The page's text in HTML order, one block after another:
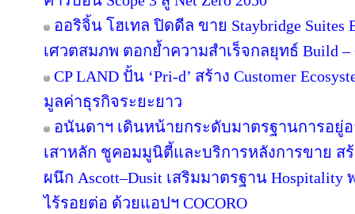
ออริจิ้น โฮเทล ปิดดีล ขาย Staybridge Suites
เศวตสมภพ ตอกย้ำความสำเร็จกลยุทธ์ Build –
CP LAND ปั้น ‘Pri-d’ สร้าง Customer
มูลค่าธุรกิจระยะยาว
อนันดาฯ เดินหน้ายกระดับมาตรฐานการอยู่อ
เสาหลัก ชูคอมมูนิตี้และบริการหลังการขาย สร้
ผนึก Ascott–Dusit เสริมมาตรฐาน
ไร้รอยต่อ ด้วยแอปฯ COCORO